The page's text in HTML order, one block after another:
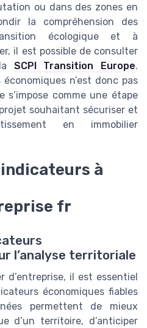
ou dans des zones en
la compréhension des
écologique et à
il est possible de consulter
SCPI Transition Europe.
n’est donc pas
s’impose comme une étape
souhaitant sécuriser et
en immobilier
à
fr
l’analyse territoriale
d’entreprise, il est essentiel
économiques fiables
permettent de mieux
d’un territoire, d’anticiper